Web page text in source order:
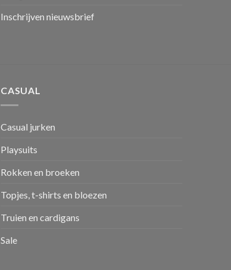
Inschrijven nieuwsbrief
CASUAL
Casual jurken
Playsuits
Rokken en broeken
Topjes, t-shirts en bloezen
Truien en cardigans
Sale